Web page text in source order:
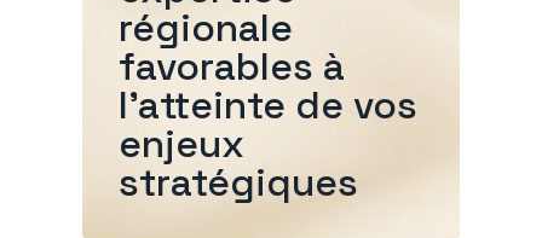
régionale
favorables à
l'atteinte de vos
enjeux
stratégiques